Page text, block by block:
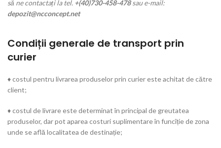
să ne contactați la tel. +(40)730-458-478sau e-mail:
depozit@ncconcept.net
Condiții generale de transport prin
curier
♦ costul pentru livrarea produselor prin curier este achitat de către
client;
♦ costul de livrare este determinat în principal de greutatea
produselor, dar pot aparea costuri suplimentare în funcîție de zona
unde se află localitatea de destinație;